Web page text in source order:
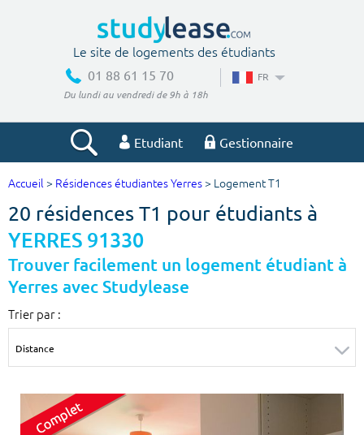
Le site de logements des étudiants
01 88 61 15 70
Du lundi au vendredi de 9h à 18h
FR
Etudiant Gestionnaire
Votre recherche
Ville, école
m²
Accueil > Résidences étudiantes Yerres > Logement T1
20 résidences T1 pour étudiants à
YERRES 91330
Trouver facilement un logement étudiant à
Yerres avec Studylease
Trier par :